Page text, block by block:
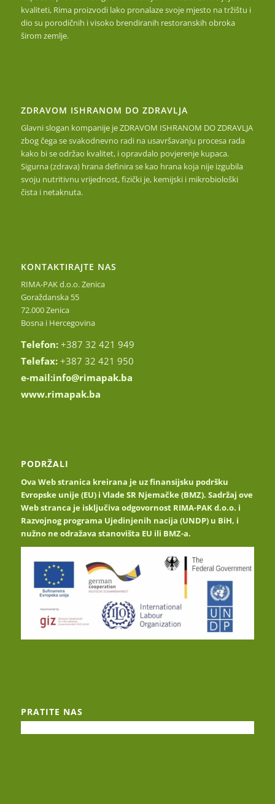
kvaliteti, Rima proizvodi lako pronalaze svoje mjesto na tržištu i
dio su porodičnih i visoko brendiranih restoranskih obroka
širom zemlje.
ZDRAVOM ISHRANOM DO ZDRAVLJA
Glavni slogan kompanije je ZDRAVOM ISHRANOM DO ZDRAVLJA
zbog čega se svakodnevno radi na usavršavanju procesa rada
kako bi se održao kvalitet, i opravdalo povjerenje kupaca.
Sigurna (zdrava) hrana definira se kao hrana koja nije izgubila
svoju nutritivnu vrijednost, fizički je, kemijski i mikrobiološki
čista i netaknuta.
KONTAKTIRAJTE NAS
RIMA-PAK d.o.o. Zenica
Goraždanska 55
72.000 Zenica
Bosna i Hercegovina
Telefon: +387 32 421 949
Telefax: +387 32 421 950
e-mail:info@rimapak.ba
www.rimapak.ba
PODRŽALI
Ova Web stranica kreirana je uz finansijsku podršku
Evropske unije (EU) i Vlade SR Njemačke (BMZ). Sadržaj ove
Web stranca je isključiva odgovornost RIMA-PAK d.o.o. i
Razvojnog programa Ujedinjenih nacija (UNDP) u BiH, i
nužno ne odražava stanovišta EU ili BMZ-a.
PRATITE NAS